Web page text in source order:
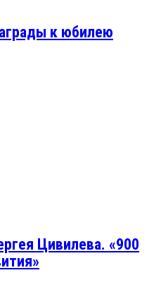
к юбилею
Цивилева. «900